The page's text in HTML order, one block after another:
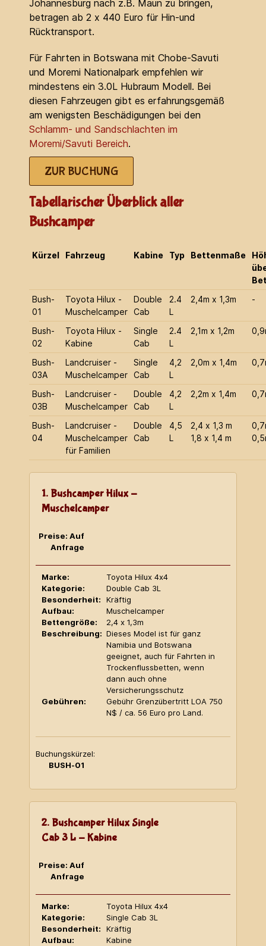
Johannesburg nach z.B. Maun zu bringen,
betragen ab 2 x 440 Euro für Hin-und
Rücktransport.
Für Fahrten in Botswana mit Chobe-Savuti
und Moremi Nationalpark empfehlen wir
mindestens ein 3.0L Hubraum Modell. Bei
diesen Fahrzeugen gibt es erfahrungsgemäß
am wenigsten Beschädigungen bei den
Schlamm- und Sandschlachten im
Moremi/Savuti Bereich.
ZUR BUCHUNG
Tabellarischer Überblick aller
Bushcamper
Kürzel Fahrzeug Kabine Typ Bettenmaße
Bush-
01
Toyota Hilux -
Muschelcamper
Double
Cab
2.4
L
2,4m x 1,3m -
Bush-
02
Toyota Hilux -
Kabine
Single
Cab
2.4
L
2,1m x 1,2m
Bush-
03A
Landcruiser -
Muschelcamper
Single
Cab
4,2
L
2,0m x 1,4m
Bush-
03B
Landcruiser -
Muschelcamper
Double
Cab
4,2
L
2,2m x 1,4m
Bush-
04
Landcruiser -
Muschelcamper
für Familien
Double
Cab
4,5
L
2,4 x 1,3 m
1,8 x 1,4 m
1. Bushcamper Hilux -
Muschelcamper
Preise: Auf
Anfrage
Marke:
Toyota Hilux 4x4
Kategorie:
Double Cab 3L
Besonderheit:
Kräftig
Aufbau:
Muschelcamper
Bettengröße:
2,4 x 1,3m
Beschreibung: Dieses Model ist für ganz
Namibia und Botswana
geeignet, auch für Fahrten in
Trockenflussbetten, wenn
dann auch ohne
Versicherungsschutz
Gebühren:
Gebühr Grenzübertritt LOA 750
N$ / ca. 56 Euro pro Land.
Buchungskürzel:
BUSH-01
2. Bushcamper Hilux Single
Cab 3 L - Kabine
Preise: Auf
Anfrage
Marke:
Toyota Hilux 4x4
Kategorie:
Single Cab 3L
Besonderheit:
Kräftig
Aufbau:
Kabine